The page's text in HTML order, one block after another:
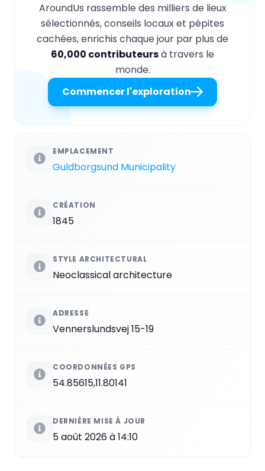
AroundUs rassemble des milliers de lieux
sélectionnés, conseils locaux et pépites
cachées, enrichis chaque jour par plus de
60,000 contributeursà travers le
monde.
Commencer l'exploration
EMPLACEMENT
Guldborgsund Municipality
CRÉATION
1845
STYLE ARCHITECTURAL
Neoclassical architecture
ADRESSE
Vennerslundsvej 15-19
COORDONNÉES GPS
54.85615,11.80141
DERNIÈRE MISE À JOUR
5 août 2026 à 14:10